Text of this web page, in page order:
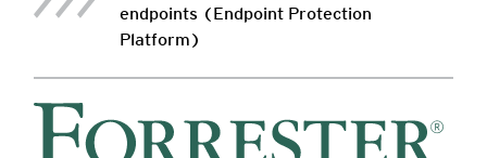
endpoints (Endpoint Protection
Platform)